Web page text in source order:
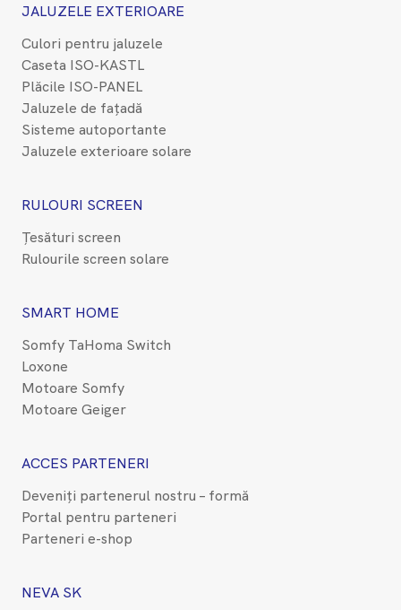
JALUZELE EXTERIOARE
Culori pentru jaluzele
Caseta ISO-KASTL
Plăcile ISO-PANEL
Jaluzele de fațadă
Sisteme autoportante
Jaluzele exterioare solare
RULOURI SCREEN
Țesături screen
Rulourile screen solare
SMART HOME
Somfy TaHoma Switch
Loxone
Motoare Somfy
Motoare Geiger
ACCES PARTENERI
Deveniți partenerul nostru – formă
Portal pentru parteneri
Parteneri e-shop
NEVA SK